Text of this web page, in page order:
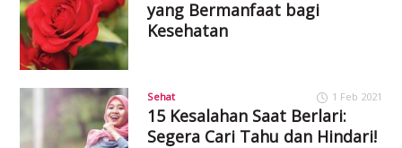
yang Bermanfaat bagi
Kesehatan
Sehat 1 Feb 2021
15 Kesalahan Saat Berlari:
Segera Cari Tahu dan Hindari!